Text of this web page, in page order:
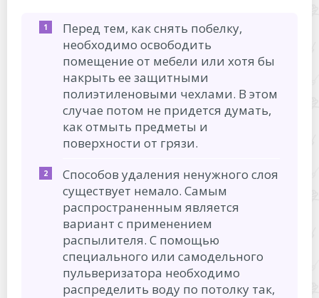
Перед тем, как снять побелку,
необходимо освободить
помещение от мебели или хотя бы
накрыть ее защитными
полиэтиленовыми чехлами. В этом
случае потом не придется думать,
как отмыть предметы и
поверхности от грязи.
Способов удаления ненужного слоя
существует немало. Самым
распространенным является
вариант с применением
распылителя. С помощью
специального или самодельного
пульверизатора необходимо
распределить воду по потолку так,